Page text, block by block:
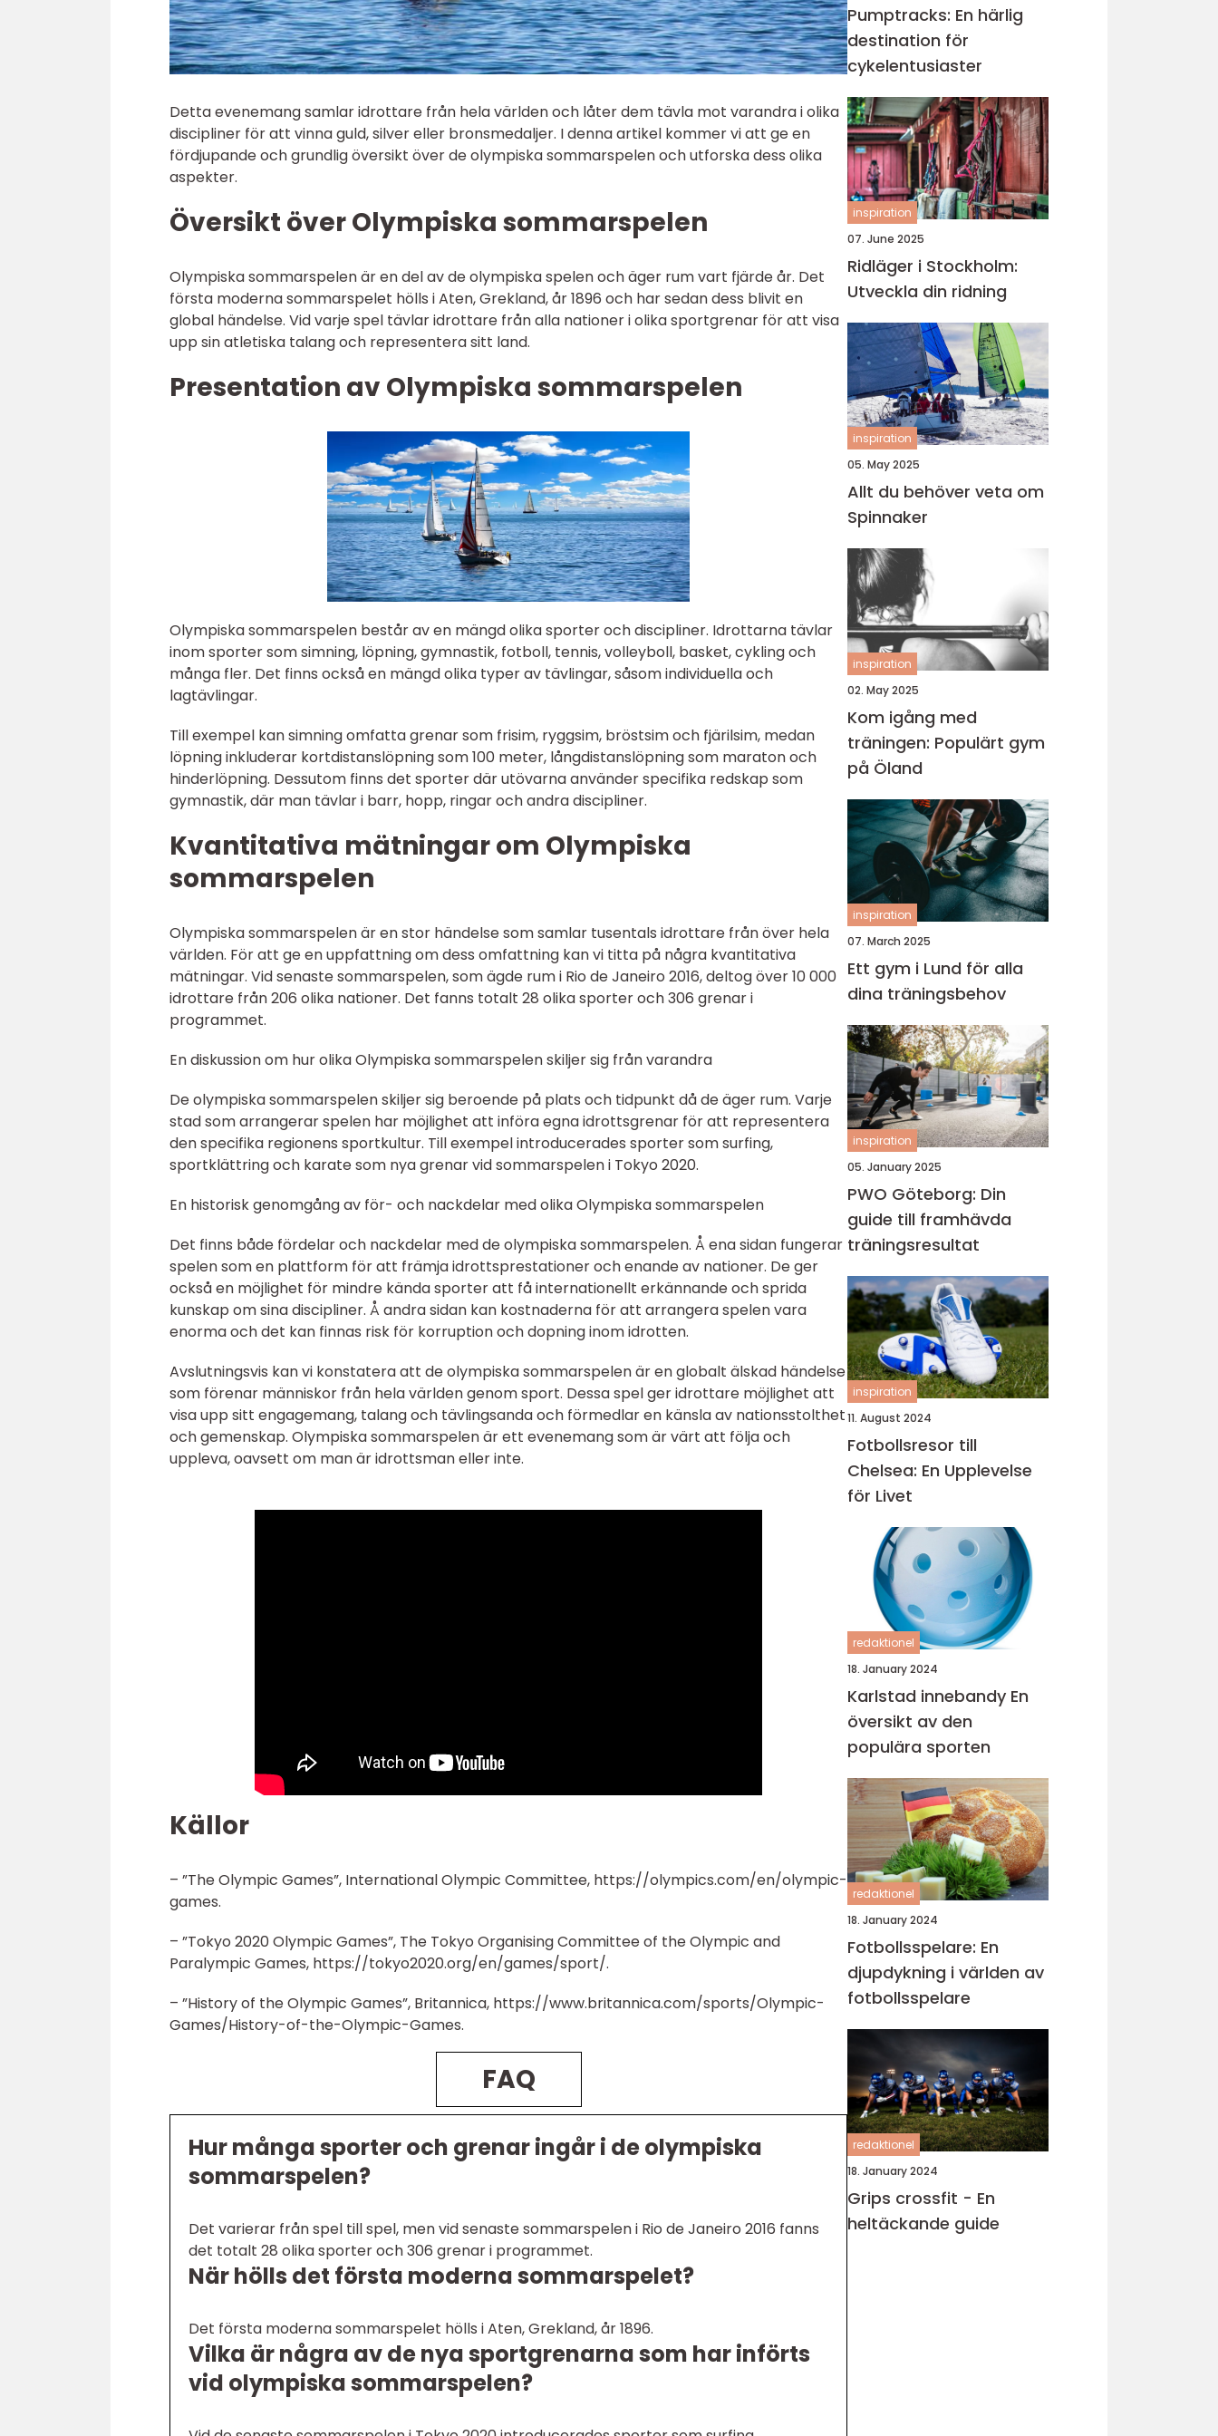
Detta evenemang samlar idrottare från hela världen och låter dem tävla mot varandra i olika
discipliner för att vinna guld, silver eller bronsmedaljer. I denna artikel kommer vi att ge en
fördjupande och grundlig översikt över de olympiska sommarspelen och utforska dess olika
aspekter.
Översikt över Olympiska sommarspelen
Olympiska sommarspelen är en del av de olympiska spelen och äger rum vart fjärde år. Det
första moderna sommarspelet hölls i Aten, Grekland, år 1896 och har sedan dess blivit en
global händelse. Vid varje spel tävlar idrottare från alla nationer i olika sportgrenar för att visa
upp sin atletiska talang och representera sitt land.
Presentation av Olympiska sommarspelen
Olympiska sommarspelen består av en mängd olika sporter och discipliner. Idrottarna tävlar
inom sporter som simning, löpning, gymnastik, fotboll, tennis, volleyboll, basket, cykling och
många fler. Det finns också en mängd olika typer av tävlingar, såsom individuella och
lagtävlingar.
Till exempel kan simning omfatta grenar som frisim, ryggsim, bröstsim och fjärilsim, medan
löpning inkluderar kortdistanslöpning som 100 meter, långdistanslöpning som maraton och
hinderlöpning. Dessutom finns det sporter där utövarna använder specifika redskap som
gymnastik, där man tävlar i barr, hopp, ringar och andra discipliner.
Kvantitativa mätningar om Olympiska
sommarspelen
Olympiska sommarspelen är en stor händelse som samlar tusentals idrottare från över hela
världen. För att ge en uppfattning om dess omfattning kan vi titta på några kvantitativa
mätningar. Vid senaste sommarspelen, som ägde rum i Rio de Janeiro 2016, deltog över 10 000
idrottare från 206 olika nationer. Det fanns totalt 28 olika sporter och 306 grenar i
programmet.
En diskussion om hur olika Olympiska sommarspelen skiljer sig från varandra
De olympiska sommarspelen skiljer sig beroende på plats och tidpunkt då de äger rum. Varje
stad som arrangerar spelen har möjlighet att införa egna idrottsgrenar för att representera
den specifika regionens sportkultur. Till exempel introducerades sporter som surfing,
sportklättring och karate som nya grenar vid sommarspelen i Tokyo 2020.
En historisk genomgång av för- och nackdelar med olika Olympiska sommarspelen
Det finns både fördelar och nackdelar med de olympiska sommarspelen. Å ena sidan fungerar
spelen som en plattform för att främja idrottsprestationer och enande av nationer. De ger
också en möjlighet för mindre kända sporter att få internationellt erkännande och sprida
kunskap om sina discipliner. Å andra sidan kan kostnaderna för att arrangera spelen vara
enorma och det kan finnas risk för korruption och dopning inom idrotten.
Avslutningsvis kan vi konstatera att de olympiska sommarspelen är en globalt älskad händelse
som förenar människor från hela världen genom sport. Dessa spel ger idrottare möjlighet att
visa upp sitt engagemang, talang och tävlingsanda och förmedlar en känsla av nationsstolthet
och gemenskap. Olympiska sommarspelen är ett evenemang som är värt att följa och
uppleva, oavsett om man är idrottsman eller inte.
Källor
– ”The Olympic Games”, International Olympic Committee, https://olympics.com/en/olympic-
games.
– ”Tokyo 2020 Olympic Games”, The Tokyo Organising Committee of the Olympic and
Paralympic Games, https://tokyo2020.org/en/games/sport/.
– ”History of the Olympic Games”, Britannica, https://www.britannica.com/sports/Olympic-
Games/History-of-the-Olympic-Games.
FAQ
Hur många sporter och grenar ingår i de olympiska
sommarspelen?
Det varierar från spel till spel, men vid senaste sommarspelen i Rio de Janeiro 2016 fanns
det totalt 28 olika sporter och 306 grenar i programmet.
När hölls det första moderna sommarspelet?
Det första moderna sommarspelet hölls i Aten, Grekland, år 1896.
Vilka är några av de nya sportgrenarna som har införts
vid olympiska sommarspelen?
Pumptracks: En härlig
destination för
cykelentusiaster
inspiration
07. June 2025
Ridläger i Stockholm:
Utveckla din ridning
inspiration
05. May 2025
Allt du behöver veta om
Spinnaker
inspiration
02. May 2025
Kom igång med
träningen: Populärt gym
på Öland
inspiration
07. March 2025
Ett gym i Lund för alla
dina träningsbehov
inspiration
05. January 2025
PWO Göteborg: Din
guide till framhävda
träningsresultat
inspiration
11. August 2024
Fotbollsresor till
Chelsea: En Upplevelse
för Livet
redaktionel
18. January 2024
Karlstad innebandy En
översikt av den
populära sporten
redaktionel
18. January 2024
Fotbollsspelare: En
djupdykning i världen av
fotbollsspelare
redaktionel
18. January 2024
Grips crossfit - En
heltäckande guide